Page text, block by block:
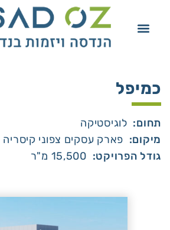
כמיפל
תחום: לוגיסטיקה
מיקום: פארק עסקים צפוני קיסריה
גודל הפרויקט: 15,500 מ"ר